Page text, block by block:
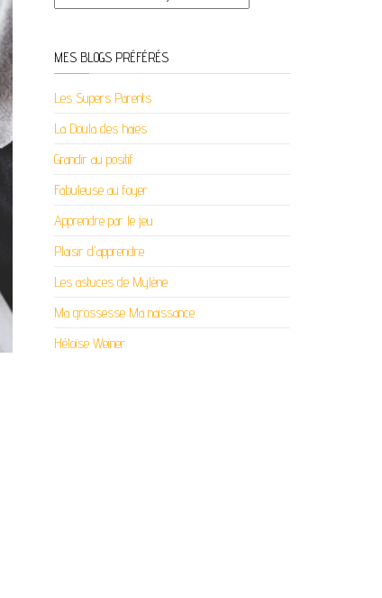
MES BLOGS PRÉFÉRÉS
Les Supers Parents
La Doula des haies
Grandir au positif
Fabuleuse au foyer
Apprendre par le jeu
Plaisir d'apprendre
Les astuces de Mylène
Ma grossesse Ma naissance
Héloïse Weiner